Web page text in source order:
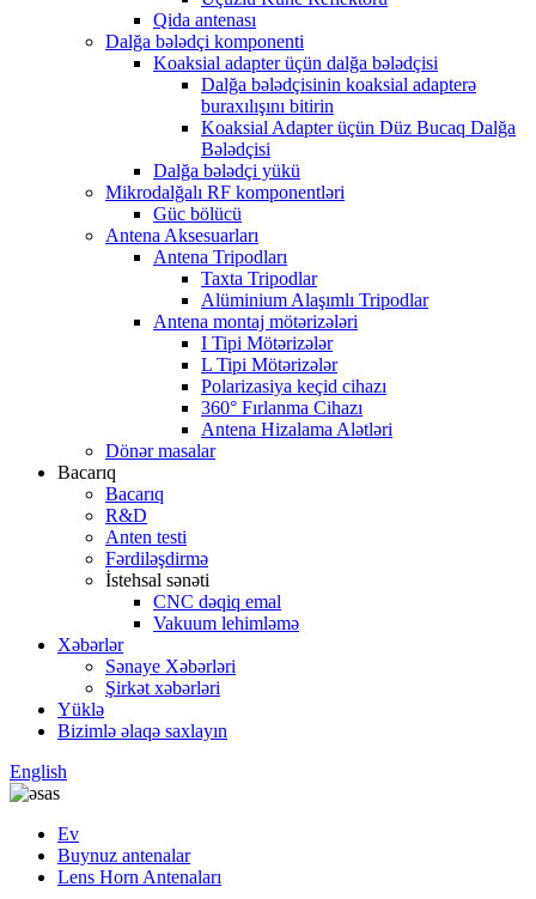
Qida antenası
Dalğa bələdçi komponenti
Koaksial adapter üçün dalğa bələdçisi
Dalğa bələdçisinin koaksial adapterə
buraxılışını bitirin
Koaksial Adapter üçün Düz Bucaq Dalğa
Bələdçisi
Dalğa bələdçi yükü
Mikrodalğalı RF komponentləri
Güc bölücü
Antena Aksesuarları
Antena Tripodları
Taxta Tripodlar
Alüminium Alaşımlı Tripodlar
Antena montaj mötərizələri
I Tipi Mötərizələr
L Tipi Mötərizələr
Polarizasiya keçid cihazı
360° Fırlanma Cihazı
Antena Hizalama Alətləri
Dönər masalar
Bacarıq
Bacarıq
R&D
Anten testi
Fərdiləşdirmə
İstehsal sənəti
CNC dəqiq emal
Vakuum lehimləmə
Xəbərlər
Sənaye Xəbərləri
Şirkət xəbərləri
Yüklə
Bizimlə əlaqə saxlayın
English
Ev
Buynuz antenalar
Lens Horn Antenaları